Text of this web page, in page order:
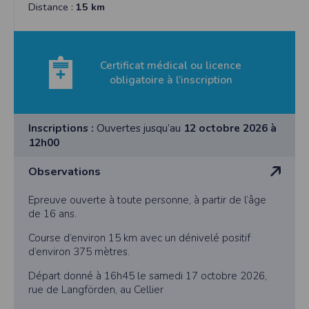
Distance : 15 km
Certificat médical ou licence
obligatoire à l’inscription
Inscriptions : Ouvertes jusqu’au 12 octobre 2026 à
12h00
Observations
Epreuve ouverte à toute personne, à partir de l’âge
de 16 ans.
Course d’environ 15 km avec un dénivelé positif
d’environ 375 mètres.
Départ donné à 16h45 le samedi 17 octobre 2026,
rue de Langförden, au Cellier
des informations à partir des photos que vous partagez.
Cette application ne requiert pas d'informations de vos contacts.
Informations sur le paiement
Aucun paiement n'étant effectué dans l'application, aucune information sur
vos cartes de crédit ou de débit ne sera collectée.
This app requires camera permissions if the user is interested in uploading a
photo to the gallery. We collect information from the photos you share. This app
does not require information from your contacts.
No payment is made within the app, so no information about your credit or